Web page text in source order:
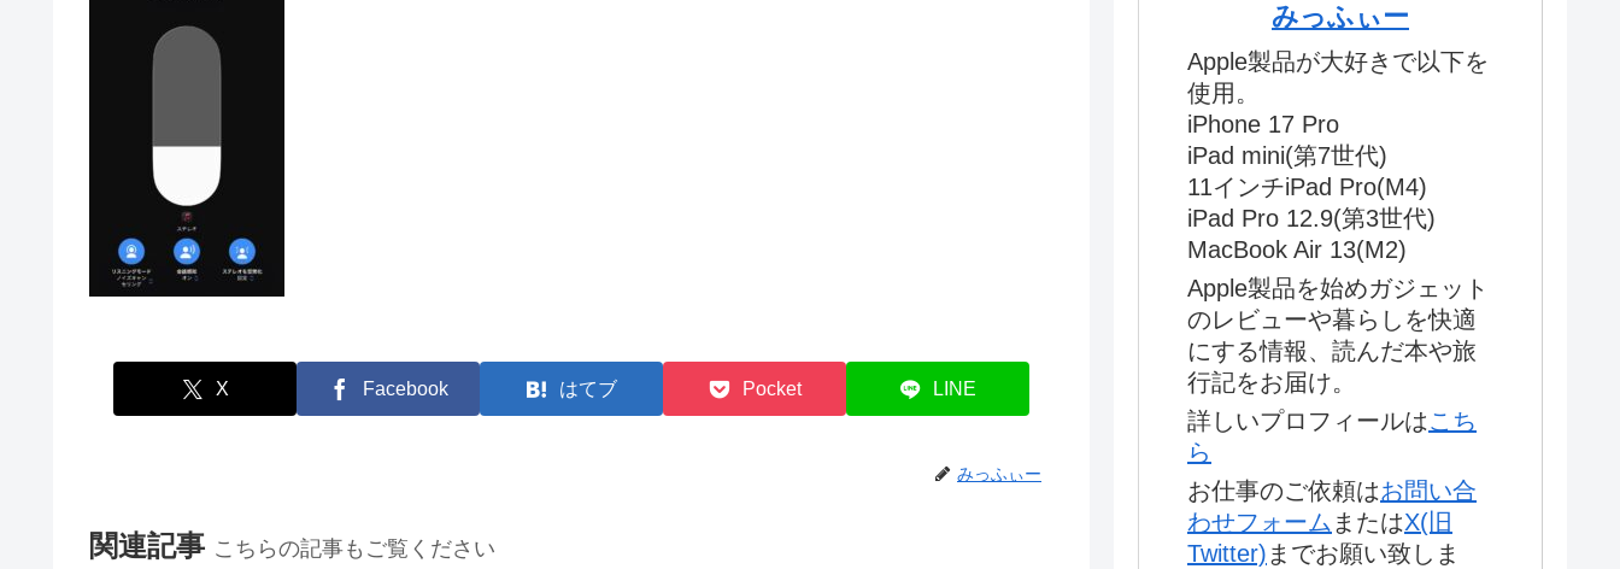
X Facebook はてブ Pocket LINE
みっふぃー
関連記事 こちらの記事もご覧ください
みっふぃー
Apple製品が大好きで以下を
使用。
iPhone 17 Pro
iPad mini(第7世代)
11インチiPad Pro(M4)
iPad Pro 12.9(第3世代)
MacBook Air 13(M2)
Apple製品を始めガジェット
のレビューや暮らしを快適
にする情報、読んだ本や旅
行記をお届け。
詳しいプロフィールはこち
ら
お仕事のご依頼はお問い合
わせフォーム またはX(旧
Twitter) までお願い致しま